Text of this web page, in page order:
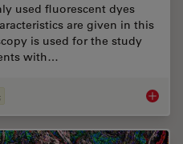
used fluorescent dyes
are given in this
is used for the study
with…